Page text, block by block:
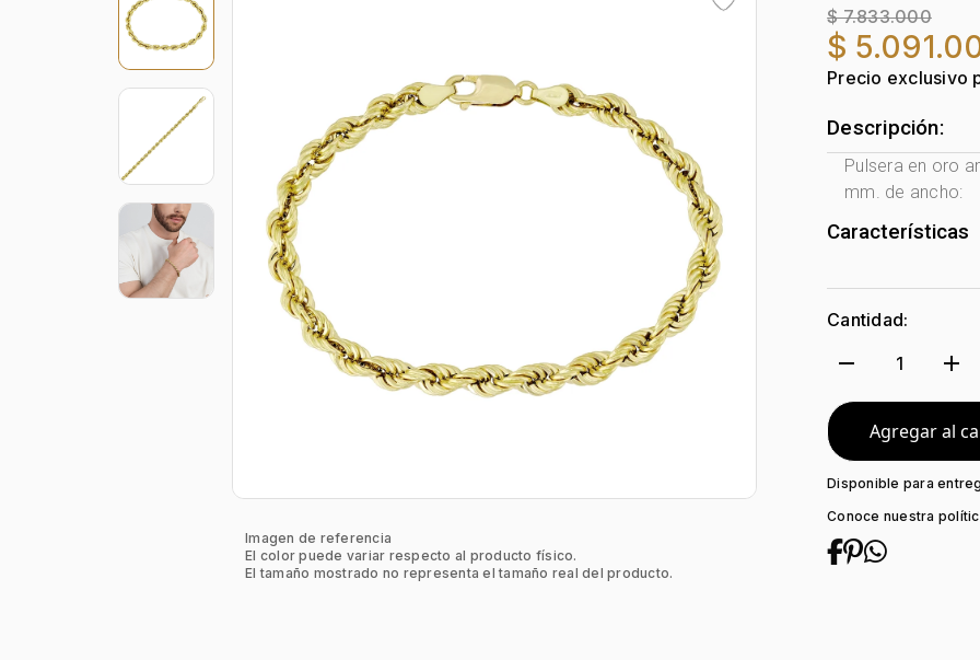
Imagen de referencia
El color puede variar respecto al producto físico.
El tamaño mostrado no representa el tamaño real del producto.
$ 7.833.000
$
Precio exclusivo
Descripción:
Pulsera en oro
mm. de ancho:
Características
Género:
Tono Metal:
Metal: Oro 18
Tejido:
Cordon
Tipo de Broche:
Cantidad:
remove 1 add
Agregar al
Disponible para
Conoce nuestra